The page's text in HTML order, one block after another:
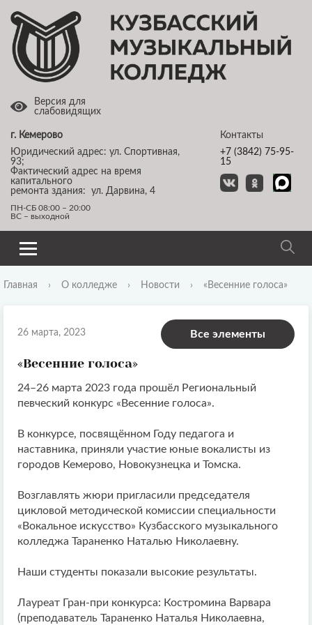
г. Кемерово
Юридический адрес: ул. Спортивная,
93;
Фактический адрес на время
капитального
ремонта здания: ул. Дарвина, 4
ПН-СБ 08:00 – 20:00
ВС – выходной
Контакты
+7 (3842) 75-95-
15
Версия для
слабовидящих
Главная › О колледже › Новости › «Весенние голоса»
26 марта, 2023 Все элементы
«Весенние голоса»
24–26 марта 2023 года прошёл Региональный
певческий конкурс «Весенние голоса».
В конкурсе, посвящённом Году педагога и
наставника, приняли участие юные вокалисты из
городов Кемерово, Новокузнецка и Томска.
Возглавлять жюри пригласили председателя
цикловой методической комиссии специальности
«Вокальное искусство» Кузбасского музыкального
колледжа Тараненко Наталью Николаевну.
Наши студенты показали высокие результаты.
Лауреат Гран-при конкурса: Костромина Варвара
(преподаватель Тараненко Наталья Николаевна,